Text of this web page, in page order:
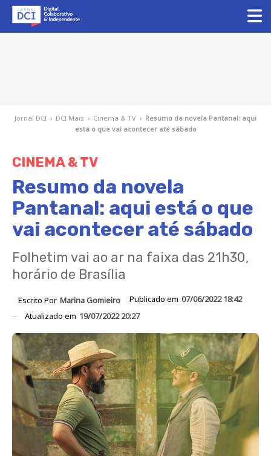
Jornal DCI › DCI Mais › Cinema & TV › Resumo da novela Pantanal: aqui
está o que vai acontecer até sábado
CINEMA & TV
Resumo da novela
Pantanal: aqui está o que
vai acontecer até sábado
Folhetim vai ao ar na faixa das 21h30,
horário de Brasília
Escrito Por Marina Gomieiro Publicado em 07/06/2022 18:42
Atualizado em 19/07/2022 20:27